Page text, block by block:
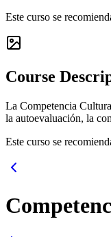
Este curso se
Course
La Competencia
la autoevaluación, la
Este curso se